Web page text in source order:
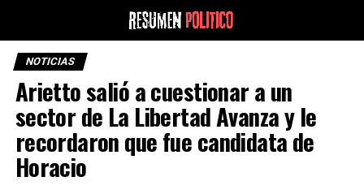
NOTICIAS
Arietto salió a cuestionar a un
sector de La Libertad Avanza y le
recordaron que fue candidata de
Horacio